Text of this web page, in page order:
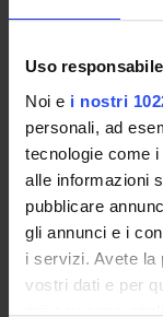
Uso
Noi e i nostri
personali, ad
tecnologie come
alle informazioni
pubblicare
gli annunci e i
i servizi. Avete la
vostri dati e per
privacy sono
Giuseppe
Gianluigi Zanusso
SEZIONI
Neurologia